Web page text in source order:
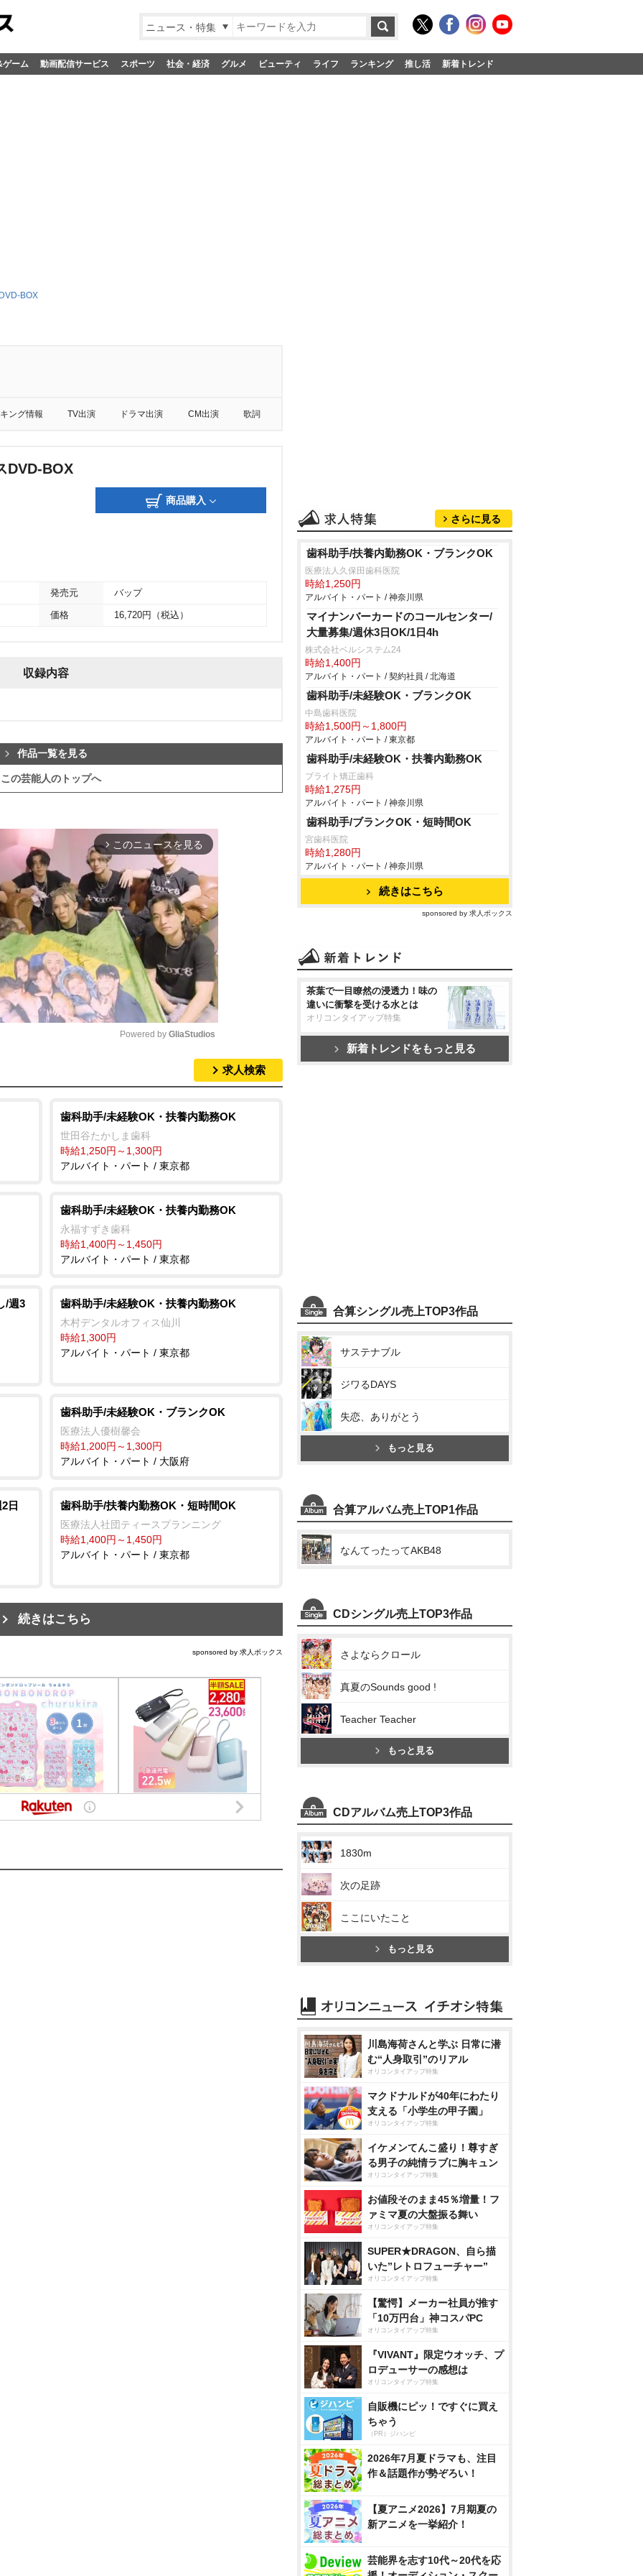
ニュース・特集
ゲーム 動画配信サービス スポーツ 社会・経済 グルメ ビューティ ライフ ランキング 推し活 新着トレンド
BOX
ング情報 TV出演 ドラマ出演 CM出演 歌詞
DVD-BOX
商品購入
発売元 バップ
価格 16,720円（税込）
収録内容
作品一覧を見る
この芸能人のトップへ
arrow_forward_ios このニュースを見る
Powered by GliaStudios
求人検索
歯科助手/未経験OK・扶養内勤務OK
世田谷たかしま歯科
時給1,250円～1,300円
アルバイト・パート / 東京都
歯科助手/未経験OK・扶養内勤務OK
永福すずき歯科
時給1,400円～1,450円
アルバイト・パート / 東京都
/週3 歯科助手/未経験OK・扶養内勤務OK
木村デンタルオフィス仙川
時給1,300円
アルバイト・パート / 東京都
歯科助手/未経験OK・ブランクOK
医療法人優樹馨会
時給1,200円～1,300円
アルバイト・パート / 大阪府
日 歯科助手/扶養内勤務OK・短時間OK
医療法人社団ティースプランニング
時給1,400円～1,450円
アルバイト・パート / 東京都
続きはこちら
sponsored by 求人ボックス
さらに見る
歯科助手/扶養内勤務OK・ブランクOK
医療法人久保田歯科医院
時給1,250円
アルバイト・パート / 神奈川県
マイナンバーカードのコールセンター/
大量募集/週休3日OK/1日4h
株式会社ベルシステム24
時給1,400円
アルバイト・パート / 契約社員 / 北海道
歯科助手/未経験OK・ブランクOK
中島歯科医院
時給1,500円～1,800円
アルバイト・パート / 東京都
歯科助手/未経験OK・扶養内勤務OK
ブライト矯正歯科
時給1,275円
アルバイト・パート / 神奈川県
歯科助手/ブランクOK・短時間OK
宮歯科医院
時給1,280円
アルバイト・パート / 神奈川県
続きはこちら
sponsored by 求人ボックス
茶葉で一目瞭然の浸透力！味の
違いに衝撃を受ける水とは
オリコンタイアップ特集
新着トレンドをもっと見る
合算シングル売上TOP3作品
サステナブル
ジワるDAYS
失恋、ありがとう
もっと見る
合算アルバム売上TOP1作品
なんてったってAKB48
CDシングル売上TOP3作品
さよならクロール
真夏のSounds good !
Teacher Teacher
もっと見る
CDアルバム売上TOP3作品
1830m
次の足跡
ここにいたこと
もっと見る
川島海荷さんと学ぶ 日常に潜
む“人身取引”のリアル
オリコンタイアップ特集
マクドナルドが40年にわたり
支える「小学生の甲子園」
オリコンタイアップ特集
イケメンてんこ盛り！尊すぎ
る男子の純情ラブに胸キュン
オリコンタイアップ特集
お値段そのまま45％増量！フ
ァミマ夏の大盤振る舞い
オリコンタイアップ特集
SUPER★DRAGON、自ら描
いた”レトロフューチャー”
オリコンタイアップ特集
【驚愕】メーカー社員が推す
「10万円台」神コスパPC
オリコンタイアップ特集
『VIVANT』限定ウオッチ、プ
ロデューサーの感想は
オリコンタイアップ特集
自販機にピッ！ですぐに買え
ちゃう
（PR）ジハンピ
2026年7月夏ドラマも、注目
作＆話題作が勢ぞろい！
【夏アニメ2026】7月期夏の
新アニメを一挙紹介！
芸能界を志す10代～20代を応